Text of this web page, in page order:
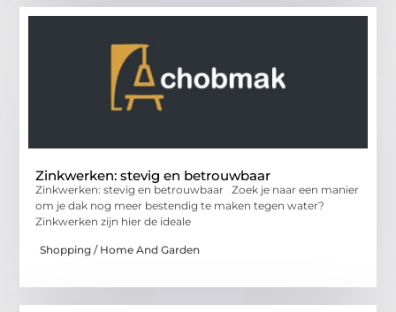
Zinkwerken: stevig en betrouwbaar
Zinkwerken: stevig en betrouwbaar Zoek je naar een manier
om je dak nog meer bestendig te maken tegen water?
Zinkwerken zijn hier de ideale
Shopping / Home And Garden